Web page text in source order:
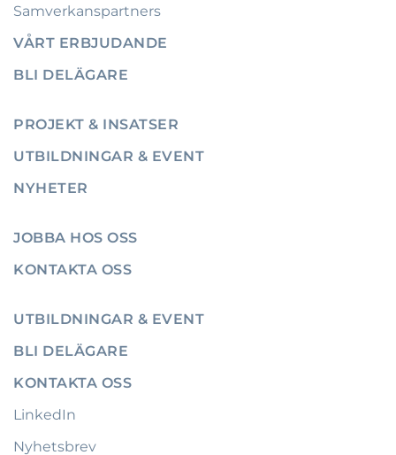
Samverkanspartners
VÅRT ERBJUDANDE
BLI DELÄGARE
PROJEKT & INSATSER
UTBILDNINGAR & EVENT
NYHETER
JOBBA HOS OSS
KONTAKTA OSS
UTBILDNINGAR & EVENT
BLI DELÄGARE
KONTAKTA OSS
LinkedIn
Nyhetsbrev